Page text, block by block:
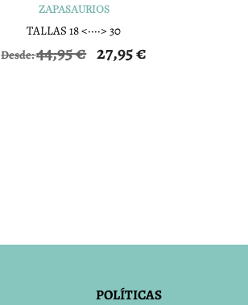
ZAPASAURIOS
TALLAS 18 <····> 30
Desde:44,95€ 27,95€
POLÍTICAS